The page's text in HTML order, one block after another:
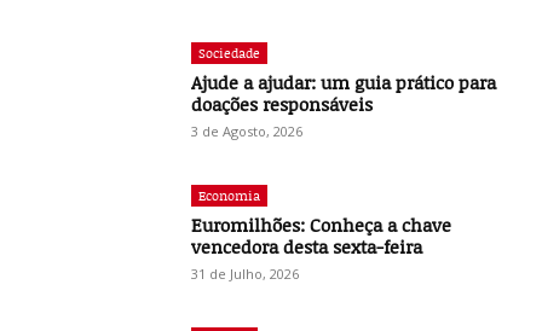
Sociedade
Ajude a ajudar: um guia prático para
doações responsáveis
3 de Agosto, 2026
Economia
Euromilhões: Conheça a chave
vencedora desta sexta-feira
31 de Julho, 2026